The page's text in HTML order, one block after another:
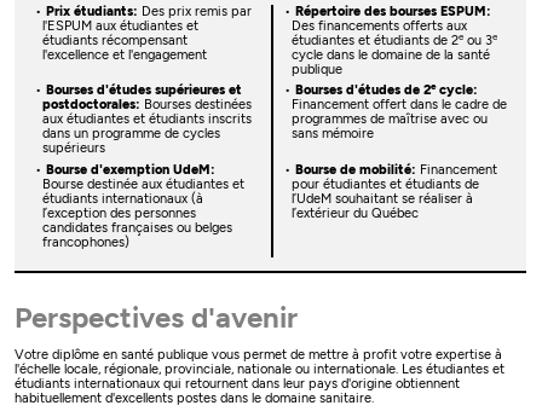
Prix étudiants: Des prix remis par
l'ESPUM aux étudiantes et
étudiants récompensant
l'excellence et l'engagement
Répertoire des bourses ESPUM:
Des financements offerts aux
étudiantes et étudiants de 2eou 3e
cycle dans le domaine de la santé
publique
Bourses d'études supérieures et
postdoctorales: Bourses destinées
aux étudiantes et étudiants inscrits
dans un programme de cycles
supérieurs
Bourses d'études de 2ecycle:
Financement offert dans le cadre de
programmes de maîtrise avec ou
sans mémoire
Bourse d'exemption UdeM:
Bourse destinée aux étudiantes et
étudiants internationaux (à
l’exception des personnes
candidates françaises ou belges
francophones)
Bourse de mobilité: Financement
pour étudiantes et étudiants de
l’UdeM souhaitant se réaliser à
l’extérieur du Québec
Perspectives d'avenir
Votre diplôme en santé publique vous permet de mettre à profit votre expertise à
l'échelle locale, régionale, provinciale, nationale ou internationale. Les étudiantes et
étudiants internationaux qui retournent dans leur pays d'origine obtiennent
habituellement d'excellents postes dans le domaine sanitaire.